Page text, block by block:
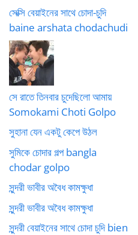
সেক্সি বেয়াইনের সাথে চোদা-চুদি
baine arshata chodachudi
সে রাতে তিনবার চুদেছিলো আমায়
Somokami Choti Golpo
সুহানা যেন একটু কেপে উঠল
সুমিকে চোদার গল্প bangla
chodar golpo
সুন্দরী ভাবীর অবৈধ কামক্ষুধা
সুন্দরী ভাবীর অবৈধ কামক্ষুধা
সুন্দরী বেয়াইনের সাথে চোদা চুদি bien